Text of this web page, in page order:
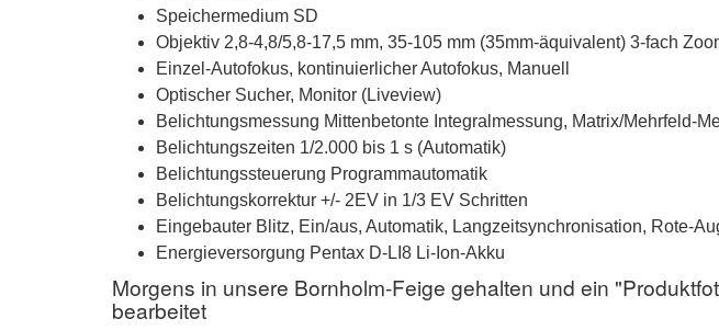
Speichermedium SD
Objektiv 2,8-4,8/5,8-17,5 mm, 35-105 mm (35mm-äquivalent) 3-fach
Einzel-Autofokus, kontinuierlicher Autofokus, Manuell
Optischer Sucher, Monitor (Liveview)
Belichtungsmessung Mittenbetonte Integralmessung, Matrix/Mehrfeld-
Belichtungszeiten 1/2.000 bis 1 s (Automatik)
Belichtungssteuerung Programmautomatik
Belichtungskorrektur +/- 2EV in 1/3 EV Schritten
Eingebauter Blitz, Ein/aus, Automatik, Langzeitsynchronisation, Rote-
Energieversorgung Pentax D-LI8 Li-Ion-Akku
Morgens in unsere Bornholm-Feige gehalten und ein
bearbeitet